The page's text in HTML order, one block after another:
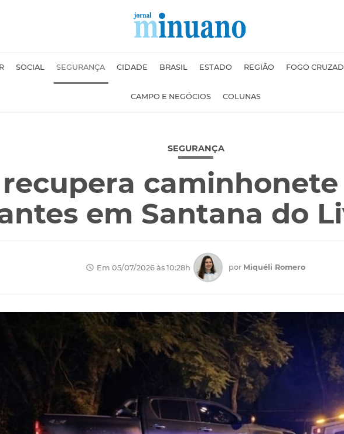
SOCIAL SEGURANÇA CIDADE BRASIL ESTADO REGIÃO FOGO
CAMPO E NEGÓCIOS COLUNAS
SEGURANÇA
recupera
em Santana do
Em 05/07/2026 às 10:28h por Miquéli Romero